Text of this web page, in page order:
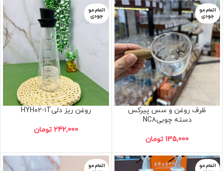
اتمام مو
جودی
ظرف روغن و سس پیرکس
دسته چوبیNC۸
135,000 تومان
اتمام مو
جودی
روغن ریز دلیHYH۰۲-۱T
242,000 تومان
اتمام مو
اتمام مو